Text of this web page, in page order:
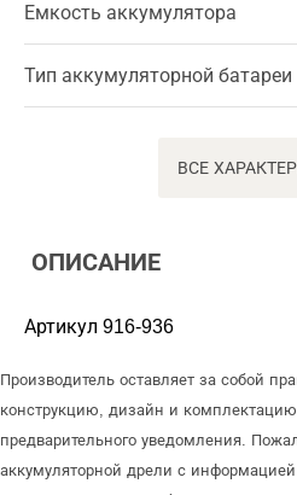
Емкость аккумулятора
Тип аккумуляторной батареи
ВСЕ
ОПИСАНИЕ
Артикул 916-936
Производитель оставляет за собой
конструкцию, дизайн и
предварительного уведомления.
аккумуляторной дрели с